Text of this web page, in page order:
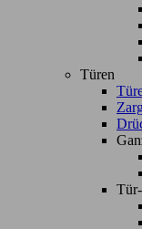
Türen